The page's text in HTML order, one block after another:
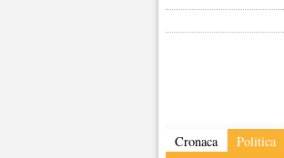
Cronaca Politica